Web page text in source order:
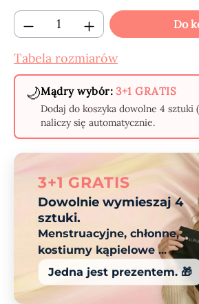
Ilość produktu: Do
Tabela rozmiarów
🌙Mądry wybór: 3+1 GRATIS
Dodaj do koszyka dowolne 4 sztuki
naliczy się automatycznie.
3+1 GRATIS
Dowolnie wymieszaj 4
sztuki.
Menstruacyjne, chłonne,
kostiumy kąpielowe ...
Jedna jest prezentem. 🎁